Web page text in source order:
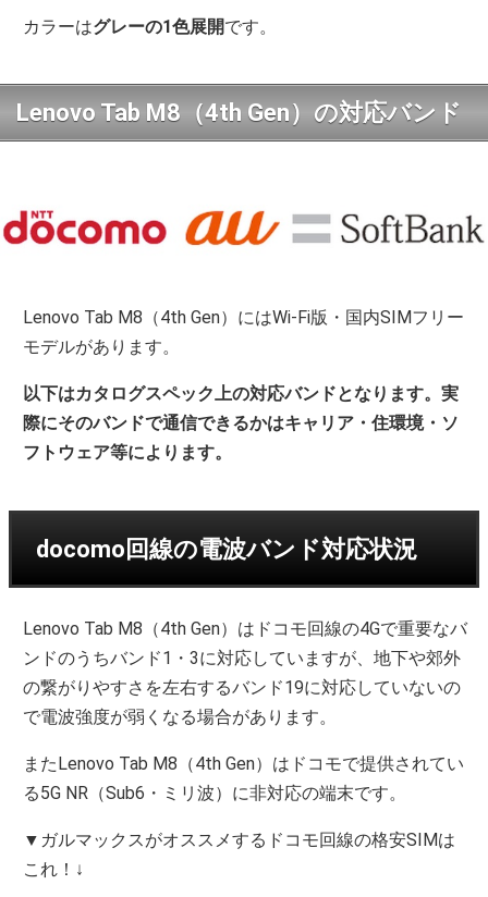
カラーはグレーの1色展開です。
Lenovo Tab M8（4th Gen）の対応バンド
Lenovo Tab M8（4th Gen）にはWi-Fi版・国内SIMフリー
モデルがあります。
以下はカタログスペック上の対応バンドとなります。実
際にそのバンドで通信できるかはキャリア・住環境・ソ
フトウェア等によります。
docomo回線の電波バンド対応状況
Lenovo Tab M8（4th Gen）はドコモ回線の4Gで重要なバ
ンドのうちバンド1・3に対応していますが、地下や郊外
の繋がりやすさを左右するバンド19に対応していないの
で電波強度が弱くなる場合があります。
またLenovo Tab M8（4th Gen）はドコモで提供されてい
る5G NR（Sub6・ミリ波）に非対応の端末です。
▼ガルマックスがオススメするドコモ回線の格安SIMは
これ！↓